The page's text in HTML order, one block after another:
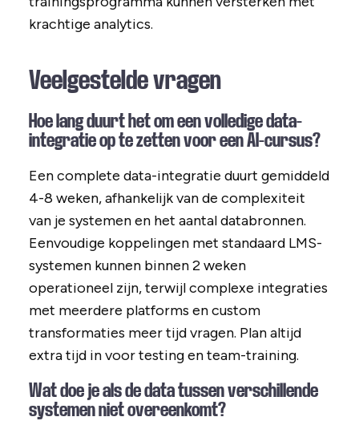
krachtige analytics.
Veelgestelde vragen
Hoe lang duurt het om een volledige data-
integratie op te zetten voor een AI-cursus?
Een complete data-integratie duurt gemiddeld
4-8 weken, afhankelijk van de complexiteit
van je systemen en het aantal databronnen.
Eenvoudige koppelingen met standaard LMS-
systemen kunnen binnen 2 weken
operationeel zijn, terwijl complexe integraties
met meerdere platforms en custom
transformaties meer tijd vragen. Plan altijd
extra tijd in voor testing en team-training.
Wat doe je als de data tussen verschillende
systemen niet overeenkomt?